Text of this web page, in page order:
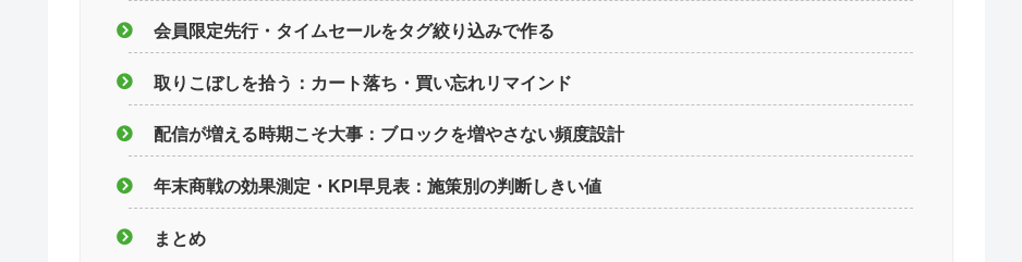
会員限定先行・タイムセールをタグ絞り込みで作る
取りこぼしを拾う：カート落ち・買い忘れリマインド
配信が増える時期こそ大事：ブロックを増やさない頻度設計
年末商戦の効果測定・KPI早見表：施策別の判断しきい値
まとめ